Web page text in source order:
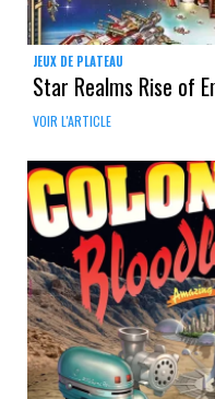
JEUX DE PLATEAU
Star Realms Rise of
VOIR L'ARTICLE